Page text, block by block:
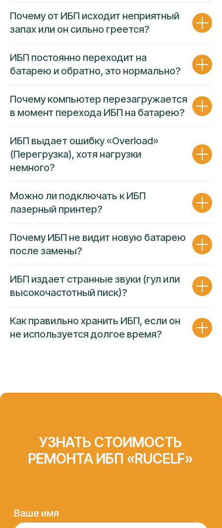
Почему от ИБП исходит неприятный
запах или он сильно греется?
ИБП постоянно переходит на
батарею и обратно, это нормально?
Почему компьютер перезагружается
в момент перехода ИБП на батарею?
ИБП выдает ошибку «Overload»
(Перегрузка), хотя нагрузки
немного?
Можно ли подключать к ИБП
лазерный принтер?
Почему ИБП не видит новую батарею
после замены?
ИБП издает странные звуки (гул или
высокочастотный писк)?
Как правильно хранить ИБП, если он
не используется долгое время?
надежности усулуг
Несем полную финансовую
ответственность за работу
Гарантия покрывает работу и
комплектующие
ГАРАНТИЯ 90 ДНЕЙ